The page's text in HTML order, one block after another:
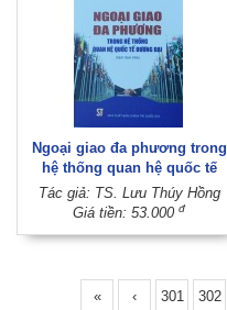
Ngoại giao đa phương trong
hệ thống quan hệ quốc tế
đương đại
Tác giả: TS. Lưu Thúy Hồng
Giá tiền: 53.000 đ
« ‹ 301 302